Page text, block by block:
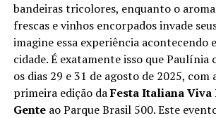
bandeiras tricolores, enquanto o aroma
frescas e vinhos encorpados invade
imagine essa experiência acontecendo
cidade. É exatamente isso que
os dias 29 e 31 de agosto de 2025, com
primeira edição daFesta Italiana Viva
Genteao Parque Brasil 500. Este